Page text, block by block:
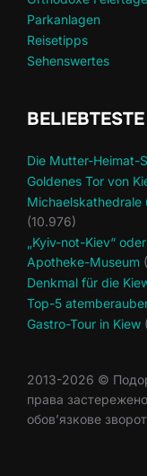
Parkanlagen
Reisetipps
Sehenswertes
Die Mutter-Heimat-
Goldenes Tor von
Michaelskathedrale
(10.976)
„Kyiv-not-Kiev“
Apotheke-Museum
Denkmal für die
Top-5
Gastro-Tour in Kiew
2013-2026 ©
права
обов’язкове